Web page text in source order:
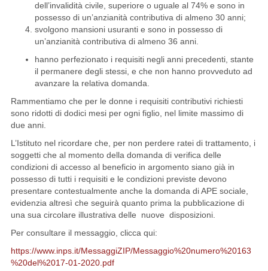
dell’invalidità civile, superiore o uguale al 74% e sono in
possesso di un’anzianità contributiva di almeno 30 anni;
svolgono mansioni usuranti e sono in possesso di
un’anzianità contributiva di almeno 36 anni.
hanno perfezionato i requisiti negli anni precedenti, stante
il permanere degli stessi, e che non hanno provveduto ad
avanzare la relativa domanda.
Rammentiamo che per le donne i requisiti contributivi richiesti
sono ridotti di dodici mesi per ogni figlio, nel limite massimo di
due anni.
L’Istituto nel ricordare che, per non perdere ratei di trattamento, i
soggetti che al momento della domanda di verifica delle
condizioni di accesso al beneficio in argomento siano già in
possesso di tutti i requisiti e le condizioni previste devono
presentare contestualmente anche la domanda di APE sociale,
evidenzia altresì che seguirà quanto prima la pubblicazione di
una sua circolare illustrativa delle nuove disposizioni.
Per consultare il messaggio, clicca qui:
https://www.inps.it/MessaggiZIP/Messaggio%20numero%20163
%20del%2017-01-2020.pdf